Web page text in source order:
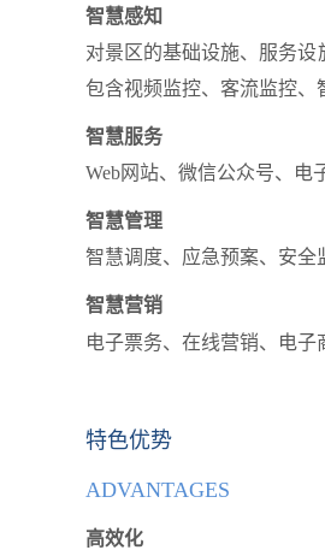
智慧感知
对景区的基础设施、服务设
包含视频监控、客流监控、
智慧服务
Web网站、微信公众号、电
智慧管理
智慧调度、应急预案、安全
智慧营销
电子票务、在线营销、电子
特色优势
ADVANTAGES
高效化